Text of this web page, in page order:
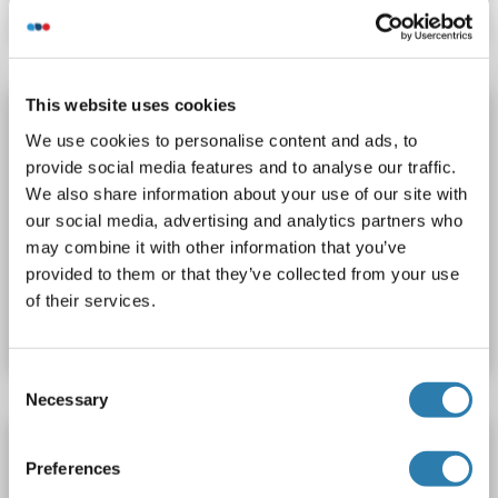
This website uses cookies
We use cookies to personalise content and ads, to
provide social media features and to analyse our traffic.
We also share information about your use of our site with
our social media, advertising and analytics partners who
may combine it with other information that you’ve
provided to them or that they’ve collected from your use
of their services.
Selection
Necessary
Preferences
ADCY4 ELISA Kit
ADCY4 Reaktivität: Maus
Colorimetric
Competition ELISA
1.0-25 ng/mL
Cell Culture Supernatant, Plasma, Serum, Tissue Homogenate
Produktnummer ABIN772732
ADCY4 Reaktivität: Kaninchen